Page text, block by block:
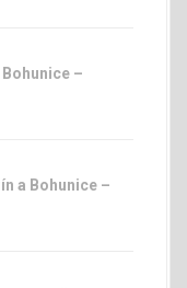
–
a Bohunice –